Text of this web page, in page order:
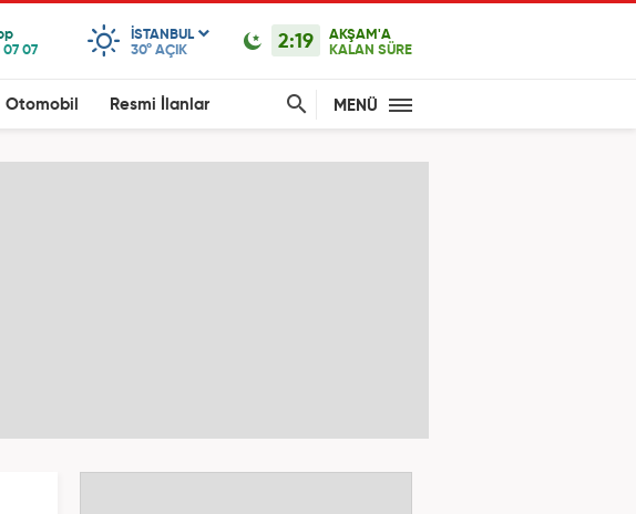
ISTANBUL
30° AÇIK 2:19
AKŞAM'A
KALAN SÜRE
Otomobil Resmi İlanlar MENÜ